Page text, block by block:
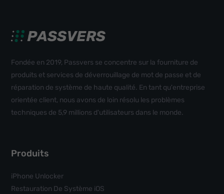
Fondée en 2019, Passvers se concentre sur la fourniture de
produits et services de déverrouillage de mot de passe et de
réparation de système de haute qualité. En tant qu'entreprise
orientée client, nous avons de loin résolu les problèmes
techniques de 5,9 millions d'utilisateurs dans le monde.
Produits
iPhone Unlocker
Restauration De Système iOS